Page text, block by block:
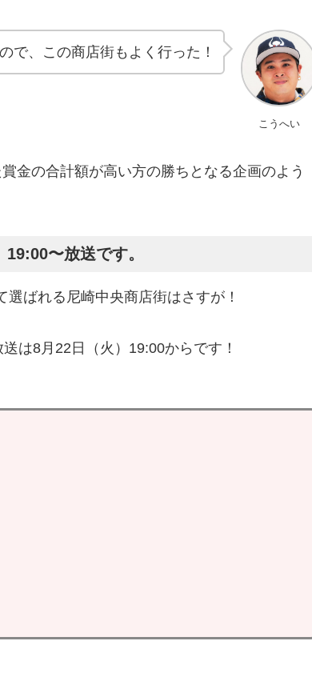
こうへい
で、この商店街もよく行った！
金の合計額が高い方の勝ちとなる企画のよう
〜放送です。
ばれる尼崎中央商店街はさすが！
は8月22日（火）19:00からです！